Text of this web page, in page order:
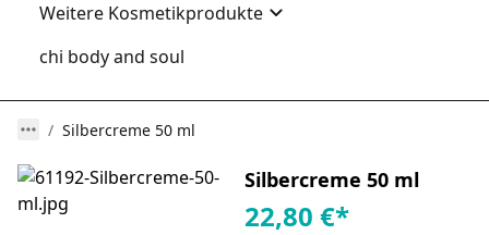
Weitere Kosmetikprodukte
chi body and soul
Silbercreme 50 ml
Silbercreme 50 ml
22,80 €*